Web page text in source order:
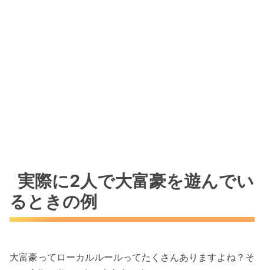
実際に2人で大富豪を遊んでい
るときの例
大富豪ってローカルルールってたくさんありますよね？そ